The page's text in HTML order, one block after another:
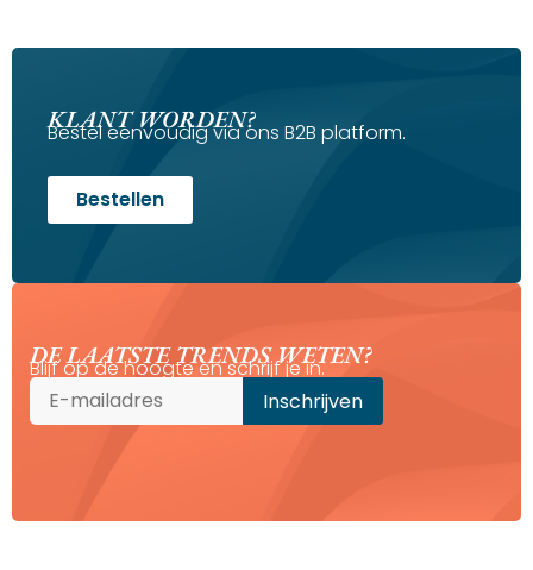
KLANT WORDEN?
Bestel eenvoudig via ons B2B platform.
Bestellen
DE LAATSTE TRENDS WETEN?
Blijf op de hoogte en schrijf je in.